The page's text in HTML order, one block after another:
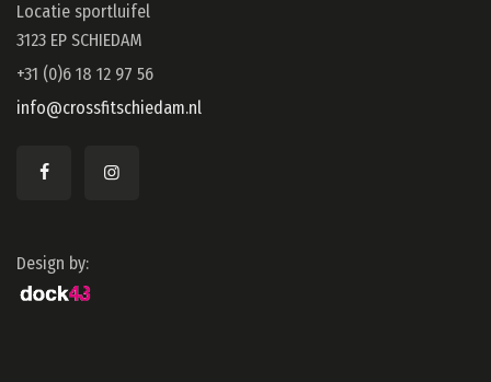
Locatie sportluifel
3123 EP SCHIEDAM
+31 (0)6 18 12 97 56
info@crossfitschiedam.nl
Design by: